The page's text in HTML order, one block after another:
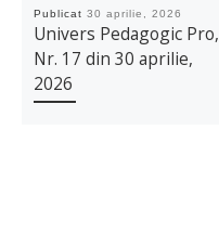
Publicat30 aprilie, 2026
Univers Pedagogic Pro,
Nr. 17 din 30 aprilie,
2026